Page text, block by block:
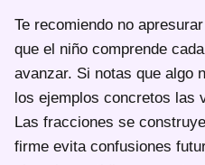
Te recomiendo no
que el niño comprende
avanzar. Si notas que algo
los ejemplos concretos las
Las fracciones se
firme evita confusiones